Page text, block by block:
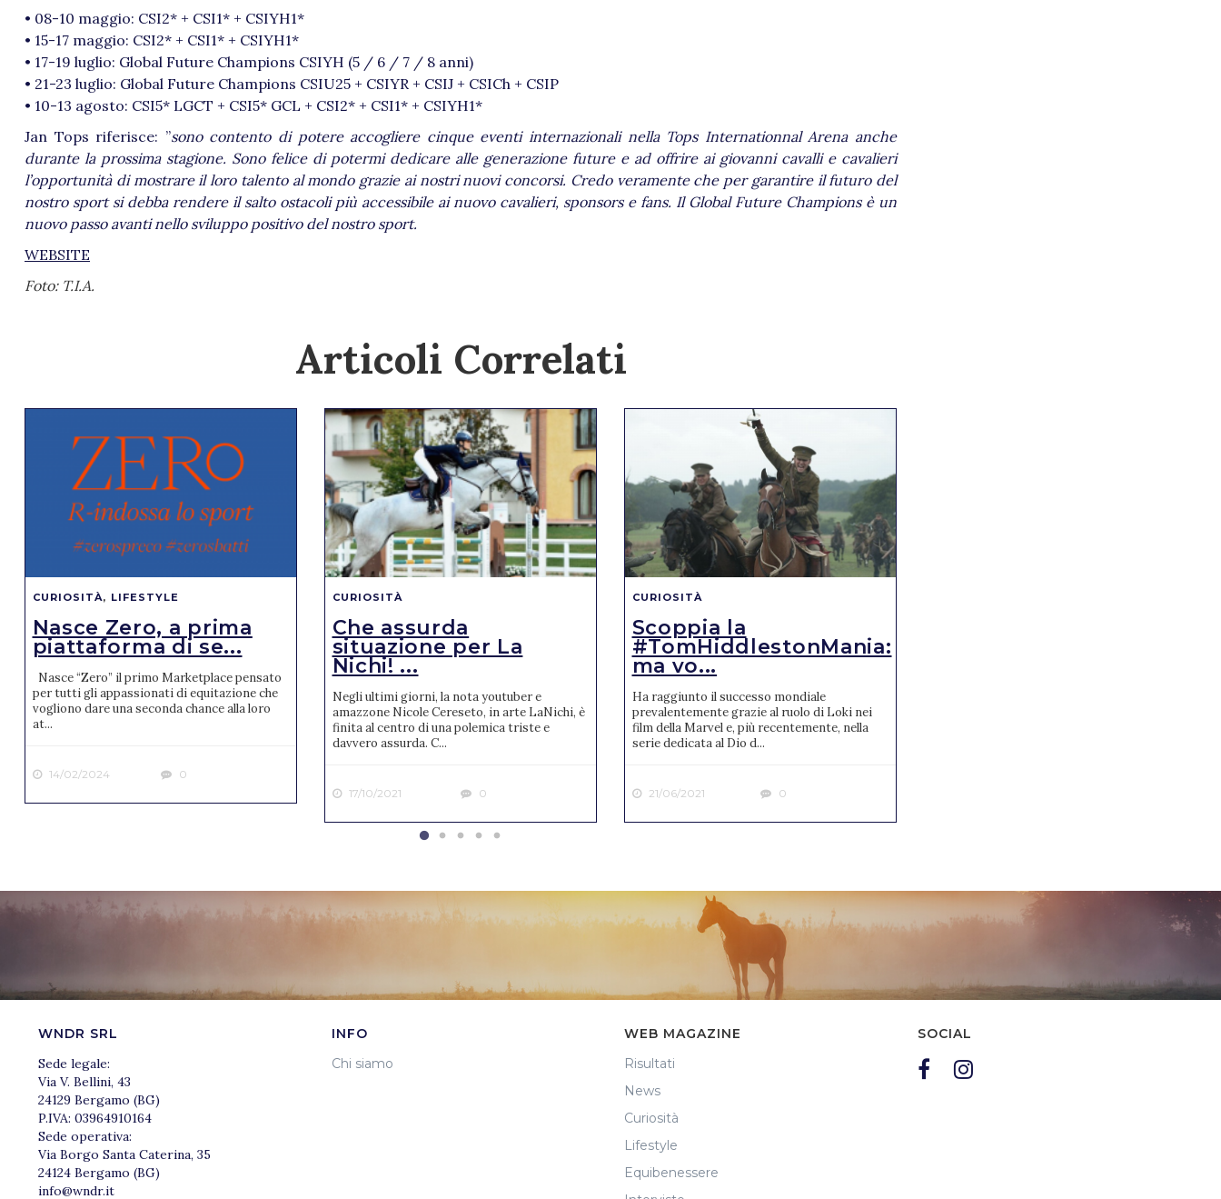
• 08-10 maggio: CSI2* + CSI1* + CSIYH1*
• 15-17 maggio: CSI2* + CSI1* + CSIYH1*
• 17-19 luglio: Global Future Champions CSIYH (5 / 6 / 7 / 8 anni)
• 21-23 luglio: Global Future Champions CSIU25 + CSIYR + CSIJ + CSICh + CSIP
• 10-13 agosto: CSI5* LGCT + CSI5* GCL + CSI2* + CSI1* + CSIYH1*
Jan Tops riferisce: ”sono contento di potere accogliere cinque eventi internazionali nella Tops Internationnal Arena anche
durante la prossima stagione. Sono felice di potermi dedicare alle generazione future e ad offrire ai giovanni cavalli e cavalieri
l’opportunità di mostrare il loro talento al mondo grazie ai nostri nuovi concorsi. Credo veramente che per garantire il futuro del
nostro sport si debba rendere il salto ostacoli più accessibile ai nuovo cavalieri, sponsors e fans. Il Global Future Champions è un
nuovo passo avanti nello sviluppo positivo del nostro sport.
WEBSITE
Foto: T.I.A.
Articoli Correlati
CURIOSITÀ, LIFESTYLE
Nasce Zero, a prima
piattaforma di se...
Nasce “Zero” il primo Marketplace pensato
per tutti gli appassionati di equitazione che
vogliono dare una seconda chance alla loro
at...
14/02/2024 0
CURIOSITÀ
Che assurda
situazione per La
Nichi! ...
Negli ultimi giorni, la nota youtuber e
amazzone Nicole Cereseto, in arte LaNichi, è
finita al centro di una polemica triste e
davvero assurda. C...
17/10/2021 0
CURIOSITÀ
Scoppia la
#TomHiddlestonMania:
ma vo...
Ha raggiunto il successo mondiale
prevalentemente grazie al ruolo di Loki nei
film della Marvel e, più recentemente, nella
serie dedicata al Dio d...
21/06/2021 0
WNDR SRL
Sede legale:
Via V. Bellini, 43
24129 Bergamo (BG)
P.IVA: 03964910164
Sede operativa:
Via Borgo Santa Caterina, 35
24124 Bergamo (BG)
info@wndr.it
INFO
Chi siamo
WEB MAGAZINE
Risultati
News
Curiosità
Lifestyle
Equibenessere
SOCIAL